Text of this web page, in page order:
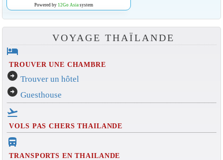
Powered by 12Go Asiasystem
VOYAGE THAÏLANDE
hotel
TROUVER UNE CHAMBRE
arrow_circle_right Trouver un hôtel
arrow_circle_right Guesthouse
flight_takeoff
VOLS PAS CHERS THAILANDE
directions_bus_filled
TRANSPORTS EN THAILANDE